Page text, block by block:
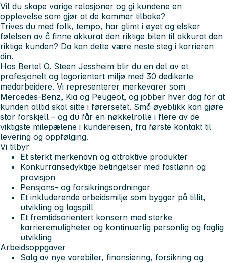
Vil du skape varige relasjoner og gi kundene en
opplevelse som gjør at de kommer tilbake?
Trives du med folk, tempo, har glimt i øyet og elsker
følelsen av å finne akkurat den riktige bilen til akkurat den
riktige kunden? Da kan dette være neste steg i karrieren
din.
Hos Bertel O. Steen Jessheim blir du en del av et
profesjonelt og lagorientert miljø med 30 dedikerte
medarbeidere. Vi representerer merkevarer som
Mercedes-Benz, Kia og Peugeot, og jobber hver dag for at
kunden alltid skal sitte i førersetet. Små øyeblikk kan gjøre
stor forskjell – og du får en nøkkelrolle i flere av de
viktigste milepælene i kundereisen, fra første kontakt til
levering og oppfølging.
Vi tilbyr
Et sterkt merkenavn og attraktive produkter
Konkurransedyktige betingelser med fastlønn og
provisjon
Pensjons- og forsikringsordninger
Et inkluderende arbeidsmiljø som bygger på tillit,
utvikling og lagspill
Et fremtidsorientert konsern med sterke
karrieremuligheter og kontinuerlig personlig og faglig
utvikling
Arbeidsoppgaver
Salg av nye varebiler, finansiering, forsikring og